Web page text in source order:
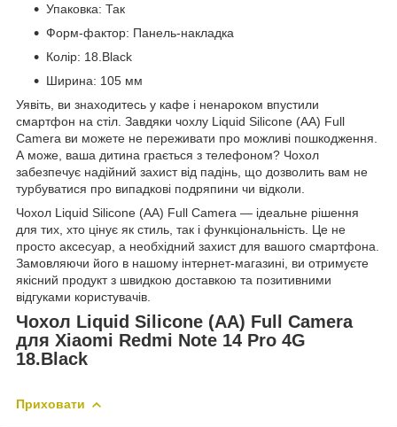
Упаковка: Так
Форм-фактор: Панель-накладка
Колір: 18.Black
Ширина: 105 мм
Уявіть, ви знаходитесь у кафе і ненароком впустили
смартфон на стіл. Завдяки чохлу Liquid Silicone (AA) Full
Camera ви можете не переживати про можливі пошкодження.
А може, ваша дитина грається з телефоном? Чохол
забезпечує надійний захист від падінь, що дозволить вам не
турбуватися про випадкові подряпини чи відколи.
Чохол Liquid Silicone (AA) Full Camera — ідеальне рішення
для тих, хто цінує як стиль, так і функціональність. Це не
просто аксесуар, а необхідний захист для вашого смартфона.
Замовляючи його в нашому інтернет-магазині, ви отримуєте
якісний продукт з швидкою доставкою та позитивними
відгуками користувачів.
Чохол Liquid Silicone (AA) Full Camera
для Xiaomi Redmi Note 14 Pro 4G
18.Black
Приховати